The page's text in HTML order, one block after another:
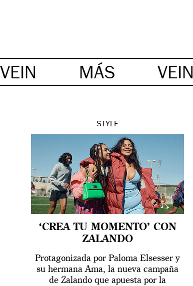
VEIN MÁS VEIN
STYLE
‘CREA TU MOMENTO’ CON
ZALANDO
Protagonizada por Paloma Elsesser y
su hermana Ama, la nueva campaña
de Zalando que apuesta por la